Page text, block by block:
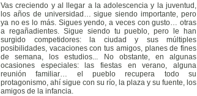
Vas creciendo y al llegar a la adolescencia y la juventud,
los años de universidad… sigue siendo importante, pero
ya no es lo más. Sigues yendo, a veces con gusto… otras
a regañadientes. Sigue siendo tu pueblo, pero le han
surgido competidores: la ciudad y sus múltiples
posibilidades, vacaciones con tus amigos, planes de fines
de semana, los estudios... No obstante, en algunas
ocasiones especiales: las fiestas en verano, alguna
reunión familiar… el pueblo recupera todo su
protagonismo, ahí sigue con su río, la plaza y su fuente, los
amigos de la infancia.